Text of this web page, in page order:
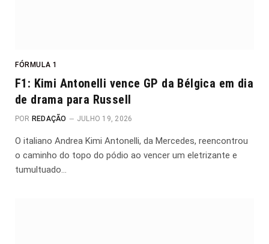
FÓRMULA 1
F1: Kimi Antonelli vence GP da Bélgica em dia
de drama para Russell
POR REDAÇÃO JULHO 19, 2026
O italiano Andrea Kimi Antonelli, da Mercedes, reencontrou
o caminho do topo do pódio ao vencer um eletrizante e
tumultuado…